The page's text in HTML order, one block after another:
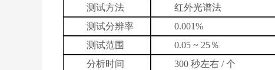
测试方法
红外光谱法
测试分辨率
0.001%
测试范围
0.05 ~ 25％
分析时间
300 秒左右 / 个